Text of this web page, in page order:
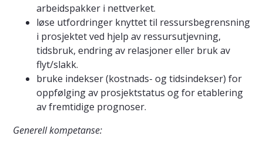
arbeidspakker i nettverket.
løse utfordringer knyttet til ressursbegrensning
i prosjektet ved hjelp av ressursutjevning,
tidsbruk, endring av relasjoner eller bruk av
flyt/slakk.
bruke indekser (kostnads- og tidsindekser) for
oppfølging av prosjektstatus og for etablering
av fremtidige prognoser.
Generell kompetanse: